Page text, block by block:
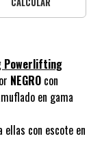
CALCULAR
Powerlifting
NEGRO con
en gama
ellas con escote en